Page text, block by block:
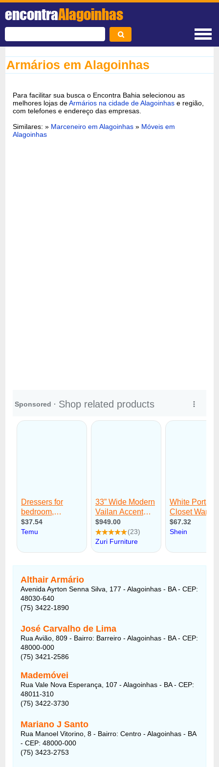
encontraAlagoinhas
Armários em Alagoinhas
Para facilitar sua busca o Encontra Bahia selecionou as
melhores lojas deArmários na cidade de Alagoinhas e região,
com telefones e endereço das empresas.
Similares: » Marceneiro em Alagoinhas » Móveis em
Alagoinhas
Althair Armário
Avenida Ayrton Senna Silva, 177 - Alagoinhas - BA - CEP:
48030-640
(75) 3422-1890
José Carvalho de Lima
Rua Avião, 809 - Bairro: Barreiro - Alagoinhas - BA - CEP:
48000-000
(75) 3421-2586
Mademóvei
Rua Vale Nova Esperança, 107 - Alagoinhas - BA - CEP:
48011-310
(75) 3422-3730
Mariano J Santo
Rua Manoel Vitorino, 8 - Bairro: Centro - Alagoinhas - BA
- CEP: 48000-000
(75) 3423-2753